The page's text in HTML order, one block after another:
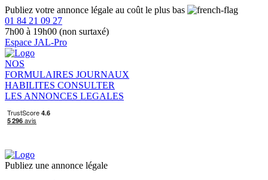
Publiez votre annonce légale au coût le plus bas
01 84 21 09 27
7h00 à 19h00 (non surtaxé)
Espace JAL-Pro
NOS
FORMULAIRES JOURNAUX
HABILITES CONSULTER
LES ANNONCES LEGALES
Publiez une annonce légale